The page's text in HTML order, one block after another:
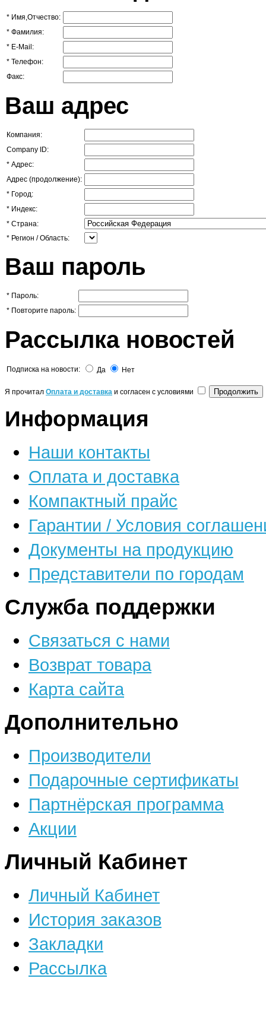
* Имя,Отчество:
* Фамилия:
* E-Mail:
* Телефон:
Факс:
Ваш адрес
Компания:
Company ID:
* Адрес:
Адрес (продолжение):
* Город:
* Индекс:
* Страна:
* Регион / Область:
Ваш пароль
* Пароль:
* Повторите пароль:
Рассылка новостей
Подписка на новости: Да Нет
Я прочитал Оплата и доставка и согласен с условиями
Информация
Наши контакты
Оплата и доставка
Компактный прайс
Гарантии / Условия
Документы на продукцию
Представители по городам
Служба поддержки
Связаться с нами
Возврат товара
Карта сайта
Дополнительно
Производители
Подарочные сертификаты
Партнёрская программа
Акции
Личный Кабинет
Личный Кабинет
История заказов
Закладки
Рассылка